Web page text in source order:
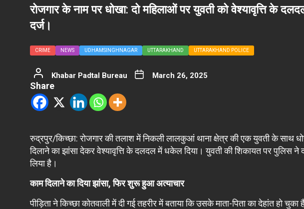
रोजगार के नाम पर धोखा: दो महिलाओं पर युवती को वेश्यावृत्ति के
दर्ज।
CRIME NEWS UDHAMSINGHNAGAR UTTARAKHAND UTTARAKHAND POLICE
Khabar Padtal Bureau March 26, 2025
Share
रुद्रपुर/किच्छा: रोजगार की तलाश में निकली लालकुआं थाना क्षेत्र की एक युवती के साथ
दिलाने का झांसा देकर वेश्यावृत्ति के दलदल में धकेल दिया। युवती की शिकायत पर पुलिस ने
लिया है।
काम दिलाने का दिया झांसा, फिर शुरू हुआ अत्याचार
पीड़िता ने किच्छा कोतवाली में दी गई तहरीर में बताया कि उसके माता-पिता का देहांत हो